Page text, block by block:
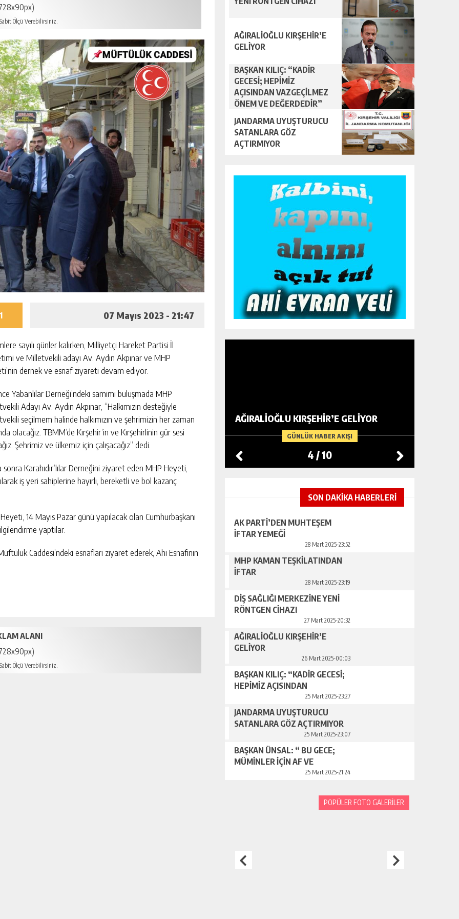
Ölçü Verebilirsiniz.
07 Mayıs 2023 - 21:47
sayılı günler kalırken, Milliyetçi Hareket Partisi İl
ve Milletvekili adayı Av. Aydın Akpınar ve MHP
dernek ve esnaf ziyareti devam ediyor.
Yabanlılar Derneği’ndeki samimi buluşmada MHP
Adayı Av. Aydın Akpınar, “Halkımızın desteğiyle
seçilmem halinde halkımızın ve şehrimizin her zaman
olacağız. TBMM’de Kırşehir’in ve Kırşehirlinin gür sesi
Şehrimiz ve ülkemiz için çalışacağız” dedi.
sonra Karahıdır’lılar Derneğini ziyaret eden MHP Heyeti,
iş yeri sahiplerine hayırlı, bereketli ve bol kazanç
14 Mayıs Pazar günü yapılacak olan Cumhurbaşkanı
yaptılar.
Caddesi’ndeki esnafları ziyaret ederek, Ahi Esnafının
ALANI
Ölçü Verebilirsiniz.
AĞIRALİOĞLU KIRŞEHİR’E
GELİYOR
BAŞKAN KILIÇ: “KADİR
GECESİ; HEPİMİZ
AÇISINDAN VAZGEÇİLMEZ
ÖNEM VE DEĞERDEDİR”
JANDARMA UYUŞTURUCU
SATANLARA GÖZ
AÇTIRMIYOR
GÜNLÜK HABER AKIŞI
DİŞ SAĞLIĞI MERKEZİNE YENİ RÖNTGEN
CİHAZI
GÜNLÜK HABER AKIŞI
AĞIRALİOĞLU KIRŞEHİR’E GELİYOR
4 /10
SON DAKİKA HABERLERİ
AK PARTİ’DEN MUHTEŞEM
İFTAR YEMEĞİ
28 Mart 2025-23:52
MHP KAMAN TEŞKİLATINDAN
İFTAR
28 Mart 2025-23:19
DİŞ SAĞLIĞI MERKEZİNE YENİ
RÖNTGEN CİHAZI
27 Mart 2025-20:32
AĞIRALİOĞLU KIRŞEHİR’E
GELİYOR
26 Mart 2025-00:03
BAŞKAN KILIÇ: “KADİR GECESİ;
HEPİMİZ AÇISINDAN
VAZGEÇİLMEZ ÖNEM VE
DEĞERDEDİR”
25 Mart 2025-23:27
JANDARMA UYUŞTURUCU
SATANLARA GÖZ AÇTIRMIYOR
25 Mart 2025-23:07
BAŞKAN ÜNSAL: “ BU GECE;
MÜMİNLER İÇİN AF VE
MAĞFİRETİN ZİRVEYE ULAŞTIĞI
25 Mart 2025-21:24
POPÜLER FOTO GALERİLER